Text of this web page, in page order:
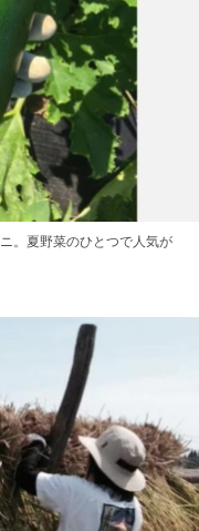
。夏野菜のひとつで人気が